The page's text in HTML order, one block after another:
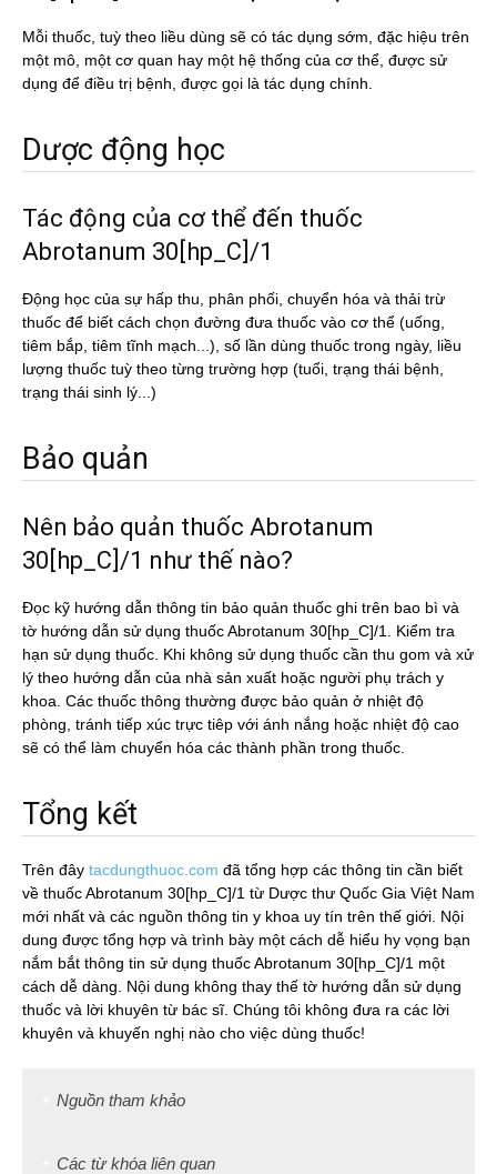
Mỗi thuốc, tuỳ theo liều dùng sẽ có tác dụng sớm, đặc hiệu trên
một mô, một cơ quan hay một hệ thống của cơ thể, được sử
dụng để điều trị bệnh, được gọi là tác dụng chính.
Dược động học
Tác động của cơ thể đến thuốc
Abrotanum 30[hp_C]/1
Động học của sự hấp thu, phân phối, chuyển hóa và thải trừ
thuốc để biết cách chọn đường đưa thuốc vào cơ thể (uống,
tiêm bắp, tiêm tĩnh mạch...), số lần dùng thuốc trong ngày, liều
lượng thuốc tuỳ theo từng trường hợp (tuổi, trạng thái bệnh,
trạng thái sinh lý...)
Bảo quản
Nên bảo quản thuốc Abrotanum
30[hp_C]/1 như thế nào?
Đọc kỹ hướng dẫn thông tin bảo quản thuốc ghi trên bao bì và
tờ hướng dẫn sử dụng thuốc Abrotanum 30[hp_C]/1. Kiểm tra
hạn sử dụng thuốc. Khi không sử dụng thuốc cần thu gom và xử
lý theo hướng dẫn của nhà sản xuất hoặc người phụ trách y
khoa. Các thuốc thông thường được bảo quản ở nhiệt độ
phòng, tránh tiếp xúc trực tiêp với ánh nắng hoặc nhiệt độ cao
sẽ có thể làm chuyển hóa các thành phần trong thuốc.
Tổng kết
Trên đây tacdungthuoc.com đã tổng hợp các thông tin cần biết
về thuốc Abrotanum 30[hp_C]/1 từ Dược thư Quốc Gia Việt Nam
mới nhất và các nguồn thông tin y khoa uy tín trên thế giới. Nội
dung được tổng hợp và trình bày một cách dễ hiểu hy vọng bạn
nắm bắt thông tin sử dụng thuốc Abrotanum 30[hp_C]/1 một
cách dễ dàng. Nội dung không thay thế tờ hướng dẫn sử dụng
thuốc và lời khuyên từ bác sĩ. Chúng tôi không đưa ra các lời
khuyên và khuyến nghị nào cho việc dùng thuốc!
Nguồn tham khảo
Các từ khóa liên quan